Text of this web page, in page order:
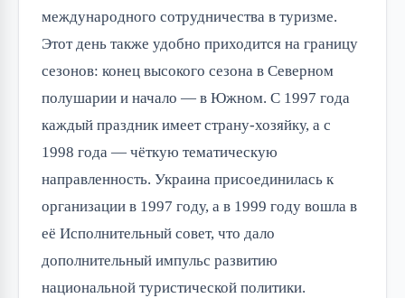
международного сотрудничества в туризме.
Этот день также удобно приходится на границу
сезонов: конец высокого сезона в Северном
полушарии и начало — в Южном. С 1997 года
каждый праздник имеет страну-хозяйку, а с
1998 года — чёткую тематическую
направленность. Украина присоединилась к
организации в 1997 году, а в 1999 году вошла в
её Исполнительный совет, что дало
дополнительный импульс развитию
национальной туристической политики.